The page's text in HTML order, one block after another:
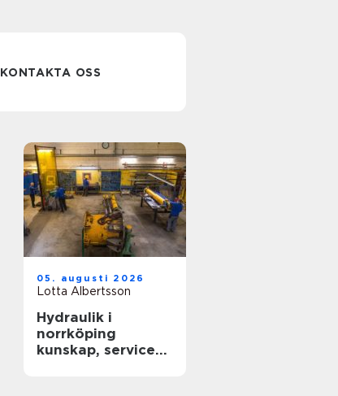
KONTAKTA OSS
05. augusti 2026
Lotta Albertsson
Hydraulik i
norrköping
kunskap, service